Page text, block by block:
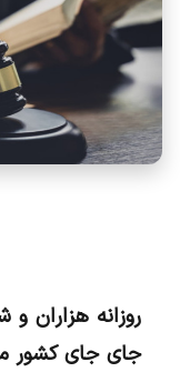
روزانه هزاران
جای جای کشور